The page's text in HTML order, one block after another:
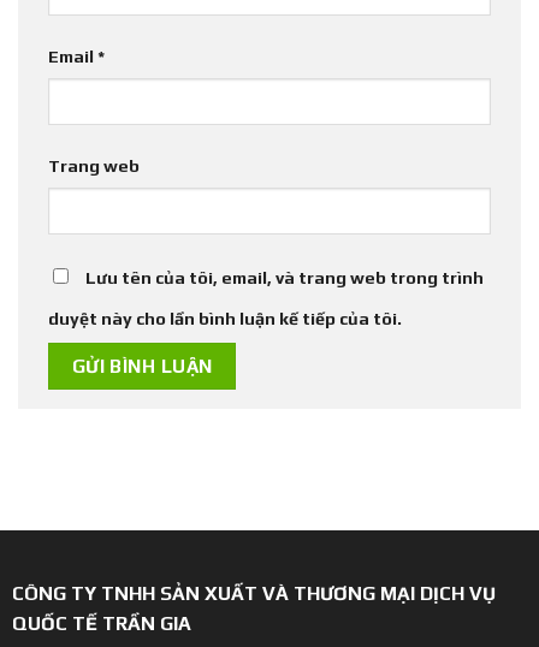
Email *
Trang web
Lưu tên của tôi, email, và trang web trong trình
duyệt này cho lần bình luận kế tiếp của tôi.
CÔNG TY TNHH SẢN XUẤT VÀ THƯƠNG MẠI DỊCH VỤ
QUỐC TẾ TRẦN GIA